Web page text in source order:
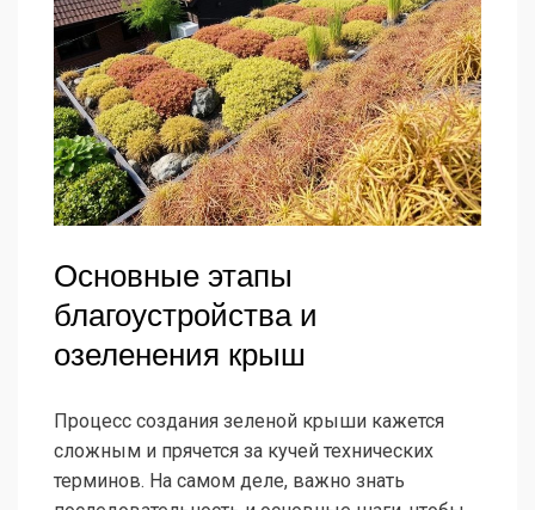
Основные этапы
благоустройства и
озеленения крыш
Процесс создания зеленой крыши кажется
сложным и прячется за кучей технических
терминов. На самом деле, важно знать